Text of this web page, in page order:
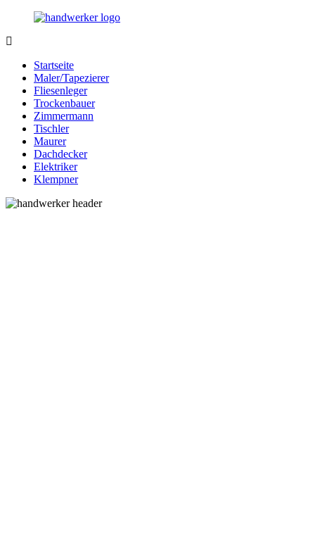
Zurück
Inhalt
Handwerker.de
Ihrer
Nähe
Startseite
Maler/Tapezierer
Fliesenleger
Trockenbauer
Zimmermann
Tischler
Maurer
Dachdecker
Elektriker
Klempner